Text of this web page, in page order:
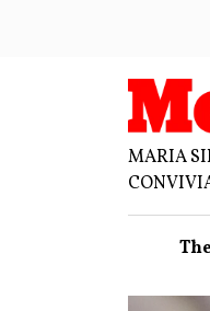
MARIA